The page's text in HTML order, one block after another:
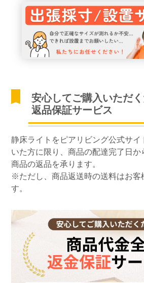
安心してご購入いただ
返品保証サービス
静床ライトをピアリビング公式サ
いた方に限り、商品の配達完了日
商品の返品を承ります。
※ただし、商品返送時の送料はお客
す。